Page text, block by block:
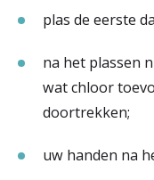
plas de eerste
na het plassen
wat chloor
doortrekken;
uw handen na